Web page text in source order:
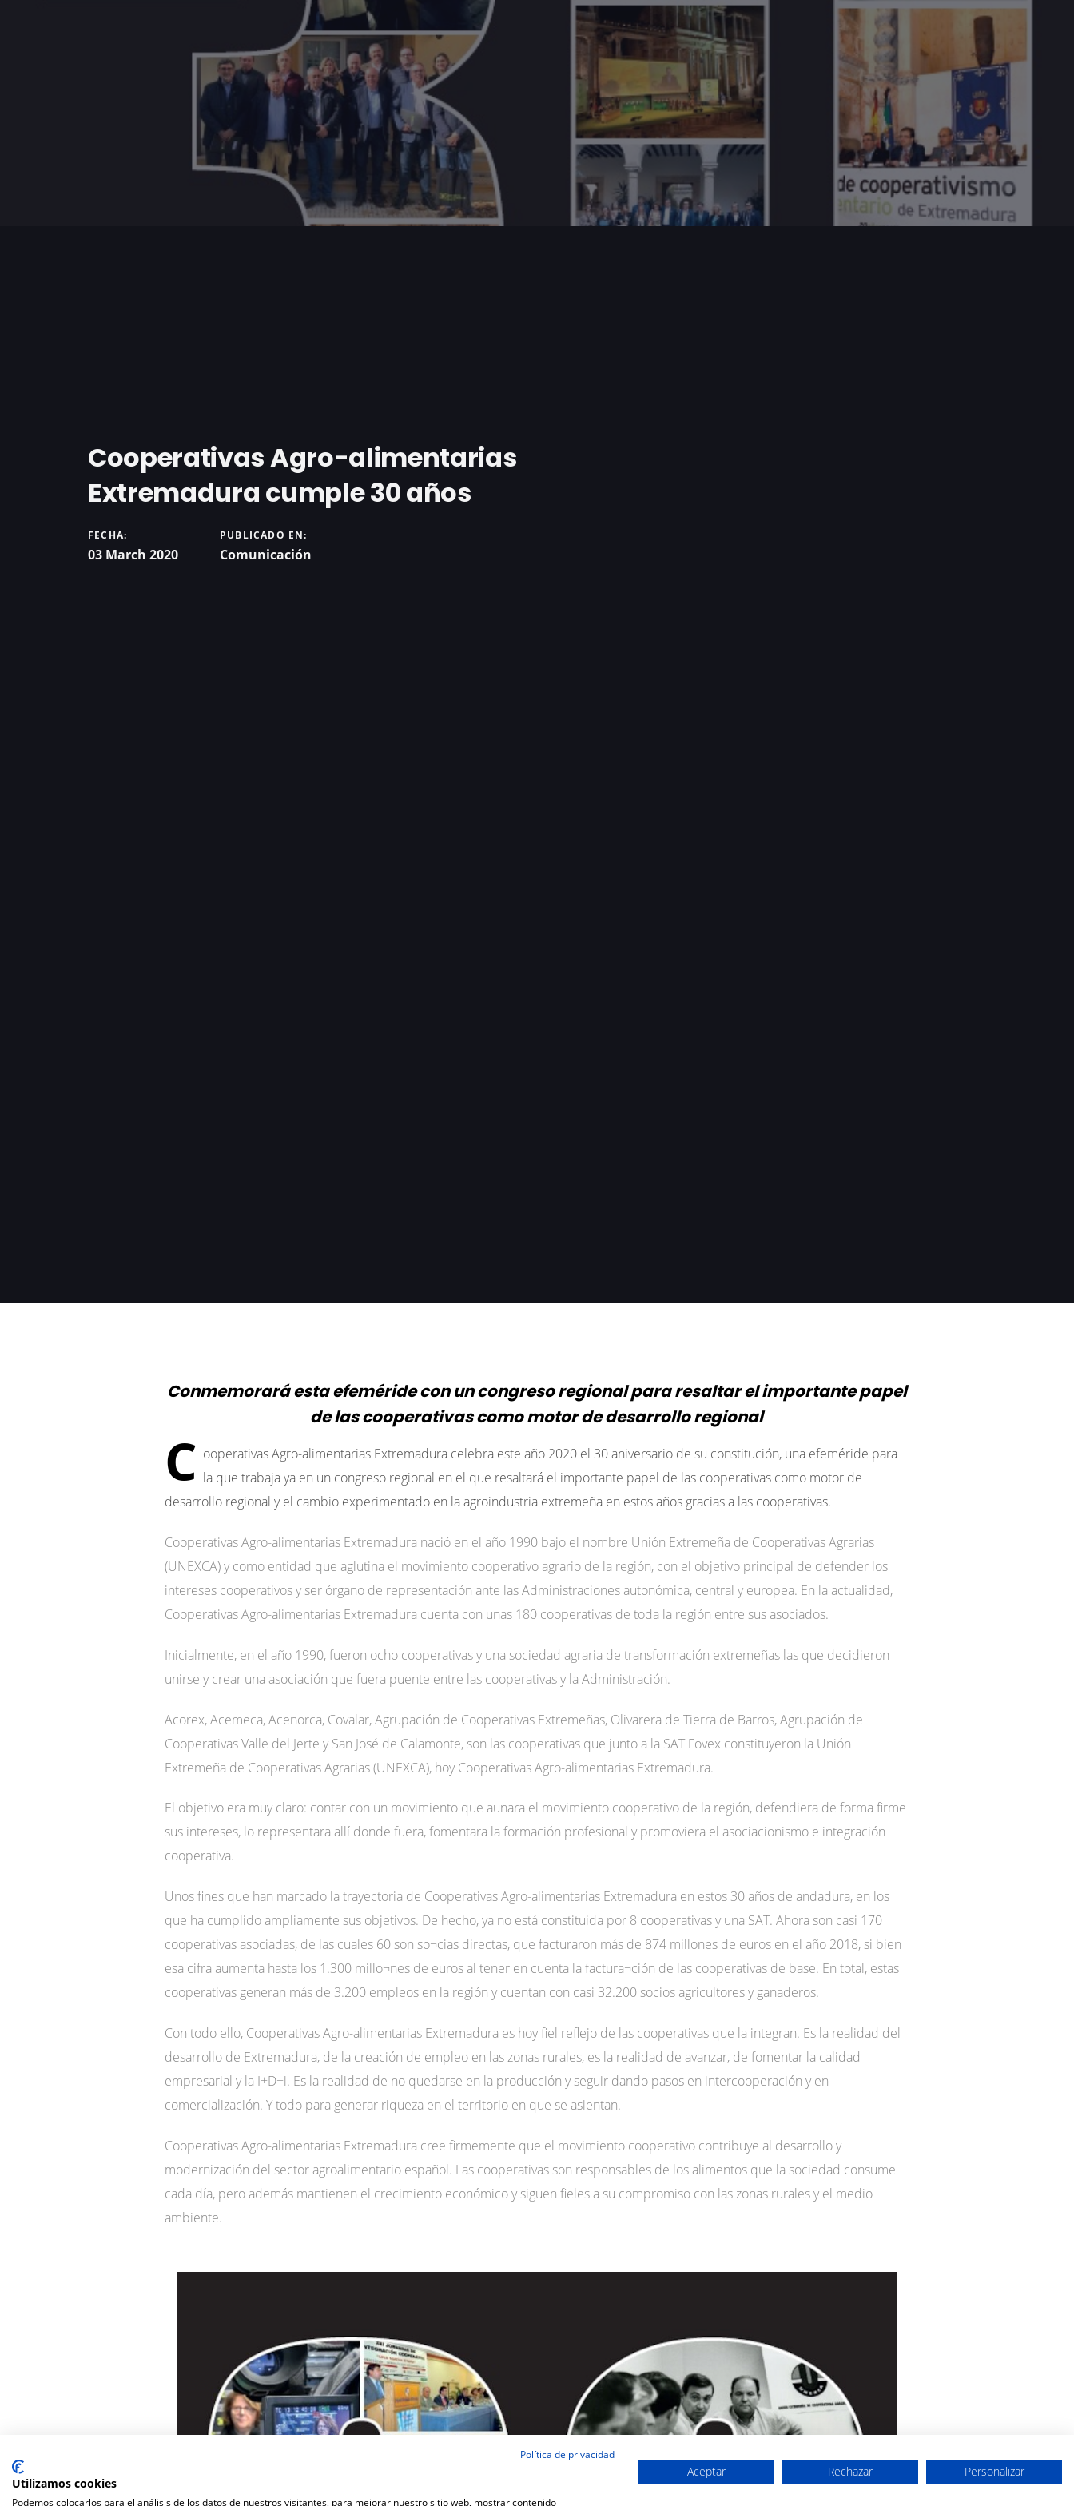
Cooperativas Agro-alimentarias
Extremadura cumple 30 años
FECHA:
03 March 2020
PUBLICADO EN:
Comunicación
Conmemorará esta efeméride con un congreso regional para resaltar el importante papel
de las cooperativas como motor de desarrollo regional
C ooperativas Agro-alimentarias Extremadura celebra este año 2020 el 30 aniversario de su constitución, una efeméride para
la que trabaja ya en un congreso regional en el que resaltará el importante papel de las cooperativas como motor de
desarrollo regional y el cambio experimentado en la agroindustria extremeña en estos años gracias a las cooperativas.
Cooperativas Agro-alimentarias Extremadura nació en el año 1990 bajo el nombre Unión Extremeña de Cooperativas Agrarias
(UNEXCA) y como entidad que aglutina el movimiento cooperativo agrario de la región, con el objetivo principal de defender los
intereses cooperativos y ser órgano de representación ante las Administraciones autonómica, central y europea. En la actualidad,
Cooperativas Agro-alimentarias Extremadura cuenta con unas 180 cooperativas de toda la región entre sus asociados.
Inicialmente, en el año 1990, fueron ocho cooperativas y una sociedad agraria de transformación extremeñas las que decidieron
unirse y crear una asociación que fuera puente entre las cooperativas y la Administración.
Acorex, Acemeca, Acenorca, Covalar, Agrupación de Cooperativas Extremeñas, Olivarera de Tierra de Barros, Agrupación de
Cooperativas Valle del Jerte y San José de Calamonte, son las cooperativas que junto a la SAT Fovex constituyeron la Unión
Extremeña de Cooperativas Agrarias (UNEXCA), hoy Cooperativas Agro-alimentarias Extremadura.
El objetivo era muy claro: contar con un movimiento que aunara el movimiento cooperativo de la región, defendiera de forma firme
sus intereses, lo representara allí donde fuera, fomentara la formación profesional y promoviera el asociacionismo e integración
cooperativa.
Unos fines que han marcado la trayectoria de Cooperativas Agro-alimentarias Extremadura en estos 30 años de andadura, en los
que ha cumplido ampliamente sus objetivos. De hecho, ya no está constituida por 8 cooperativas y una SAT. Ahora son casi 170
cooperativas asociadas, de las cuales 60 son so¬cias directas, que facturaron más de 874 millones de euros en el año 2018, si bien
esa cifra aumenta hasta los 1.300 millo¬nes de euros al tener en cuenta la factura¬ción de las cooperativas de base. En total, estas
cooperativas generan más de 3.200 empleos en la región y cuentan con casi 32.200 socios agricultores y ganaderos.
Con todo ello, Cooperativas Agro-alimentarias Extremadura es hoy fiel reflejo de las cooperativas que la integran. Es la realidad del
desarrollo de Extremadura, de la creación de empleo en las zonas rurales, es la realidad de avanzar, de fomentar la calidad
empresarial y la I+D+i. Es la realidad de no quedarse en la producción y seguir dando pasos en intercooperación y en
comercialización. Y todo para generar riqueza en el territorio en que se asientan.
Cooperativas Agro-alimentarias Extremadura cree firmemente que el movimiento cooperativo contribuye al desarrollo y
modernización del sector agroalimentario español. Las cooperativas son responsables de los alimentos que la sociedad consume
cada día, pero además mantienen el crecimiento económico y siguen fieles a su compromiso con las zonas rurales y el medio
ambiente.
Política de privacidad
Utilizamos cookies
Podemos colocarlos para el análisis de los datos de nuestros visitantes, para mejorar nuestro sitio web, mostrar contenido
Aceptar Rechazar Personalizar